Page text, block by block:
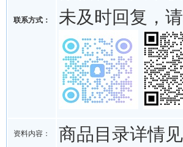
联系方式：
未及时回复，
资料内容： 商品目录详情